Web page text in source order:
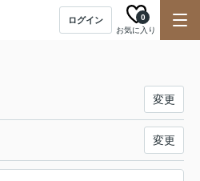
ログイン
お気に入り
0
変更
変更